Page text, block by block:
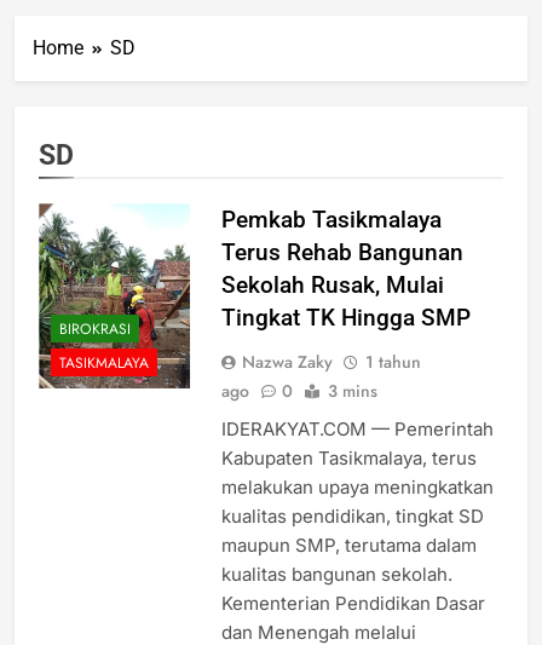
Home SD
SD
BIROKRASI
TASIKMALAYA
Pemkab Tasikmalaya
Terus Rehab Bangunan
Sekolah Rusak, Mulai
Tingkat TK Hingga SMP
Nazwa Zaky
1 tahun
ago
0 3 mins
IDERAKYAT.COM — Pemerintah
Kabupaten Tasikmalaya, terus
melakukan upaya meningkatkan
kualitas pendidikan, tingkat SD
maupun SMP, terutama dalam
kualitas bangunan sekolah.
Kementerian Pendidikan Dasar
dan Menengah melalui